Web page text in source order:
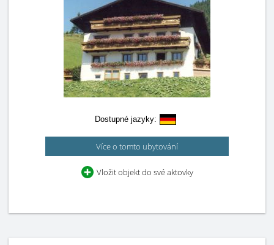
Dostupné jazyky:
Více o tomto ubytování
Vložit objekt do své aktovky